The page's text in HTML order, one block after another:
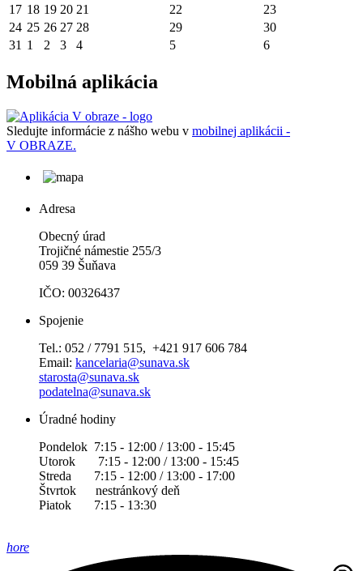
17 18 19 20 21 22
23
24 25 26 27 28 29
30
31 1 2 3 4 5 6
Mobilná aplikácia
Sledujte informácie z nášho webu v mobilnej aplikácii -
V OBRAZE.
Adresa
Obecný úrad
Trojičné námestie 255/3
059 39 Šuňava
IČO: 00326437
Spojenie
Tel.: 052 / 7791 515, +421 917 606 784
Email: kancelaria@sunava.sk
starosta@sunava.sk
podatelna@sunava.sk
Úradné hodiny
Pondelok 7:15 - 12:00 / 13:00 - 15:45
Utorok 7:15 - 12:00 / 13:00 - 15:45
Streda 7:15 - 12:00 / 13:00 - 17:00
Štvrtok nestránkový deň
Piatok 7:15 - 13:30
hore